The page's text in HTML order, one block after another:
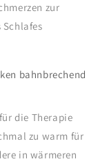
zur
Schlafes
bahnbrechend
die Therapie
zu warm für
in wärmeren